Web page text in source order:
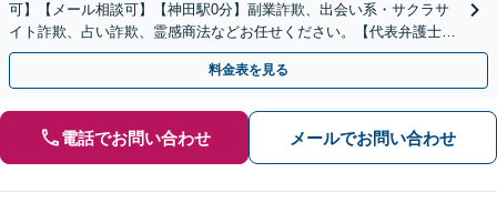
可】【メール相談可】【神田駅0分】副業詐欺、出会い系・サクラサ
イト詐欺、占い詐欺、霊感商法などお任せください。【代表弁護士が
対応】
料金表を見る
電話でお問い合わせ メールでお問い合わせ